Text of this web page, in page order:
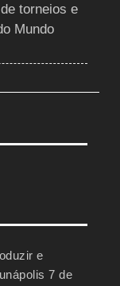
torneios e
Mundo
e
7 de